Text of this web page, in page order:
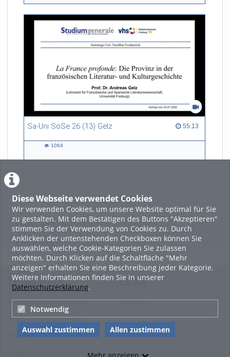
Diese Webseite verwendet Cookies
Wir verwenden Cookies, um unsere Website optimal für Sie
zu gestalten. Mit dem Bestätigen des Buttons "Akzeptieren"
stimmen Sie der Verwendung von Cookies zu. Durch
Anklicken der untenstehenden Checkboxen können Sie
auswählen, welche Cookie-Kategorien Sie zulassen
möchten. Durch Klicken auf die Schaltfläche "Mehr
anzeigen" erhalten Sie eine Beschreibung jeder Kategorie.
Weitere Informationen finden Sie in unserer
Datenschutzerklärung.
Notwendig
Auswahl zustimmen Allen zustimmen
Sa-Uni SoSe 26 (13) Gelz 55:13
55:13 duration
1064
LADE MEHR
Featured
Beliebtheit
Legal Info
Nutzungsbedingungen
Datenschutzerklärung
Imprint
Links
Sitemap